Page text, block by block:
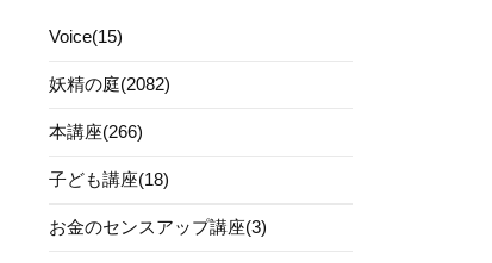
Voice(15)
妖精の庭(2082)
本講座(266)
子ども講座(18)
お金のセンスアップ講座(3)